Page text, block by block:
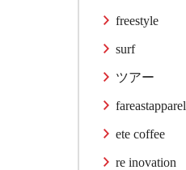
freestyle
surf
ツアー
fareastapparel
ete coffee
re inovation